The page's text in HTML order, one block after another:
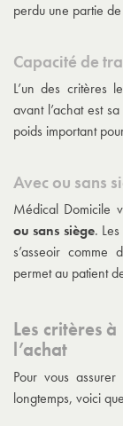
perdu une partie
Capacité de
L’un des critères
avant l’achat est
poids important
Avec ou sans
Médical Domicile
ou sans siège.
s’asseoir comme
permet au patient
Les critères
l’achat
Pour vous
longtemps, voici